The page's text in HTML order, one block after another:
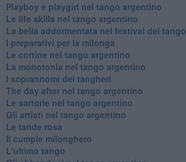
Playboy e playgirl nel tango argentino
Le life skills nel tango argentino
La bella addormentata nel festival del tango
I preparativi per la milonga
Le cortine nel tango argentino
La monotonia nel tango argentino
I soprannomi dei tangheri
The day after nel tango argentino
Le sartorie nel tango argentino
Gli artisti nel tango argentino
Le tande rosa
Il cumple milonghero
L'ultimo tango